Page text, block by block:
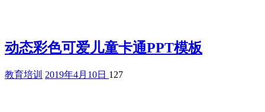
动态彩色可爱儿童卡通PPT模板
教育培训 2019年4月10日 127